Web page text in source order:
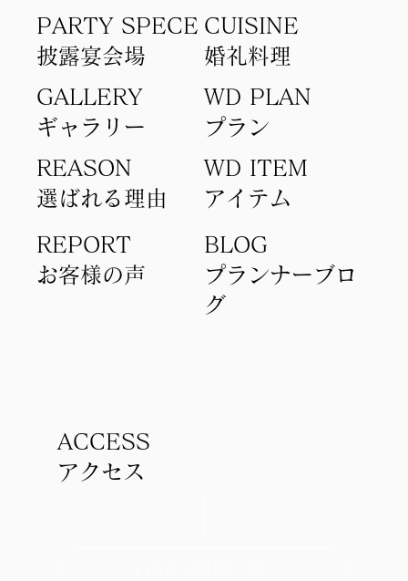
ACCESS
アクセス
GALLERY
ギャラリー
PARTY SPECE
​披露宴会場
CUISINE
​婚礼料理
​プランナーブロ
グ
BLOG
REPORT
​お客様の声
アイテム​
WD ITEM
選ばれる理由
REASON
​プラン
WD PLAN